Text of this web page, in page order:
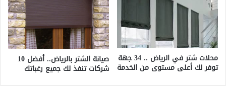
محلات شتر في الرياض .. 34 جهة
توفر لك أعلى مستوى من الخدمة
صيانة الشتر بالرياض.. أفضل 10
شركات تنفذ لك جميع رغباتك